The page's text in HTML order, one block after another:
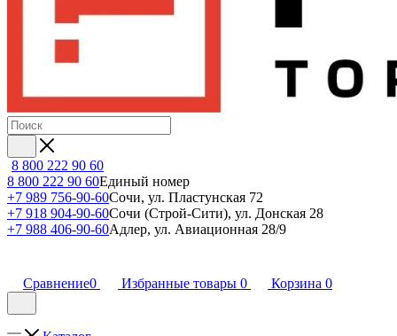
8 800 222 90 60
8 800 222 90 60Единый номер
+7 989 756-90-60Сочи, ул. Пластунская 72
+7 918 904-90-60Сочи (Строй-Сити), ул. Донская 28
+7 988 406-90-60Адлер, ул. Авиационная 28/9
Сравнение0 Избранные товары 0 Корзина 0